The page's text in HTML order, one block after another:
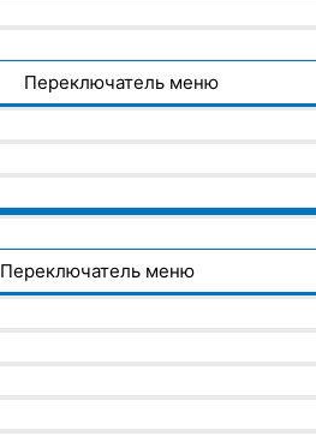
Переключатель меню
Переключатель меню